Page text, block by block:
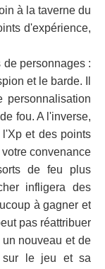
à la taverne du
d'expérience,
personnages :
et le barde. Il
personnalisation
fou. A l'inverse,
et des points
convenance
de feu plus
infligera des
à gagner et
pas réattribuer
nouveau et de
sur le jeu et sa